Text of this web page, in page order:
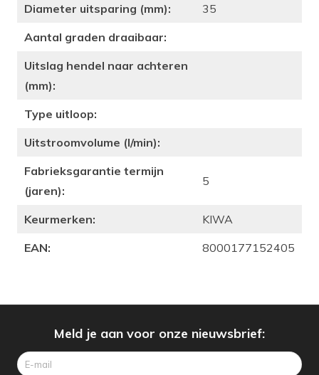
Diameter uitsparing (mm):
35
Aantal graden draaibaar:
Uitslag hendel naar achteren
(mm):
Type uitloop:
Uitstroomvolume (l/min):
Fabrieksgarantie termijn
(jaren):
5
Keurmerken:
KIWA
EAN:
8000177152405
Meld je aan voor onze nieuwsbrief: